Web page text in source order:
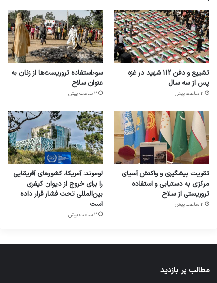
تشییع و دفن ۱۱۲ شهید در غزه
پس از سه سال
2 ساعت پیش
سوءاستفاده تروریست‌ها از زنان به
عنوان سلاح
2 ساعت پیش
تقویت پیشگیری و واکنش آسیای
مرکزی به دستیابی و استفاده
تروریستی از سلاح
2 ساعت پیش
لوموند: آمریکا، کشورهای آفریقایی
را برای خروج از دیوان کیفری
بین‌المللی تحت فشار قرار داده
است
2 ساعت پیش
مطالب پر بازدید